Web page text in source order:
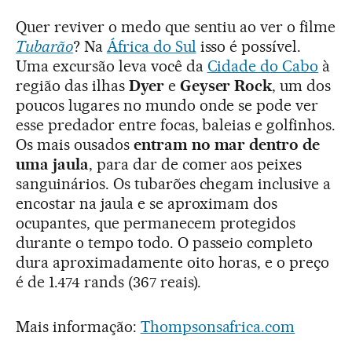
Quer reviver o medo que sentiu ao ver o filme
Tubarão? Na África do Sul isso é possível.
Uma excursão leva você da Cidade do Cabo à
região das ilhas Dyere Geyser Rock, um dos
poucos lugares no mundo onde se pode ver
esse predador entre focas, baleias e golfinhos.
Os mais ousados entram no mar dentro de
uma jaula, para dar de comer aos peixes
sanguinários. Os tubarões chegam inclusive a
encostar na jaula e se aproximam dos
ocupantes, que permanecem protegidos
durante o tempo todo. O passeio completo
dura aproximadamente oito horas, e o preço
é de 1.474 rands (367 reais).
Mais informação: Thompsonsafrica.com